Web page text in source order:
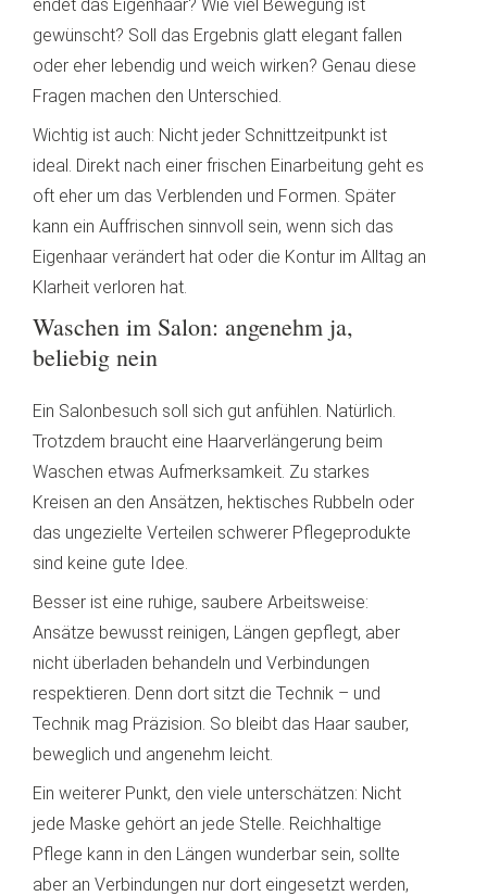
endet das Eigenhaar? Wie viel Bewegung ist
gewünscht? Soll das Ergebnis glatt elegant fallen
oder eher lebendig und weich wirken? Genau diese
Fragen machen den Unterschied.
Wichtig ist auch: Nicht jeder Schnittzeitpunkt ist
ideal. Direkt nach einer frischen Einarbeitung geht es
oft eher um das Verblenden und Formen. Später
kann ein Auffrischen sinnvoll sein, wenn sich das
Eigenhaar verändert hat oder die Kontur im Alltag an
Klarheit verloren hat.
Waschen im Salon: angenehm ja,
beliebig nein
Ein Salonbesuch soll sich gut anfühlen. Natürlich.
Trotzdem braucht eine Haarverlängerung beim
Waschen etwas Aufmerksamkeit. Zu starkes
Kreisen an den Ansätzen, hektisches Rubbeln oder
das ungezielte Verteilen schwerer Pflegeprodukte
sind keine gute Idee.
Besser ist eine ruhige, saubere Arbeitsweise:
Ansätze bewusst reinigen, Längen gepflegt, aber
nicht überladen behandeln und Verbindungen
respektieren. Denn dort sitzt die Technik – und
Technik mag Präzision. So bleibt das Haar sauber,
beweglich und angenehm leicht.
Ein weiterer Punkt, den viele unterschätzen: Nicht
jede Maske gehört an jede Stelle. Reichhaltige
Pflege kann in den Längen wunderbar sein, sollte
aber an Verbindungen nur dort eingesetzt werden,